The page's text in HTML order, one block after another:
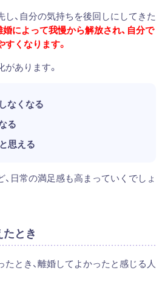
、自分の気持ちを後回しにしてきた
婚によって我慢から解放され、自分で
くなります。
あります。
なくなる
る
思える
日常の満足感も高まっていくでしょ
とき
とき、離婚してよかったと感じる人